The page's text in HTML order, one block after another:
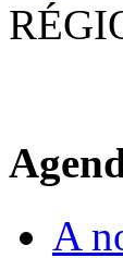
A